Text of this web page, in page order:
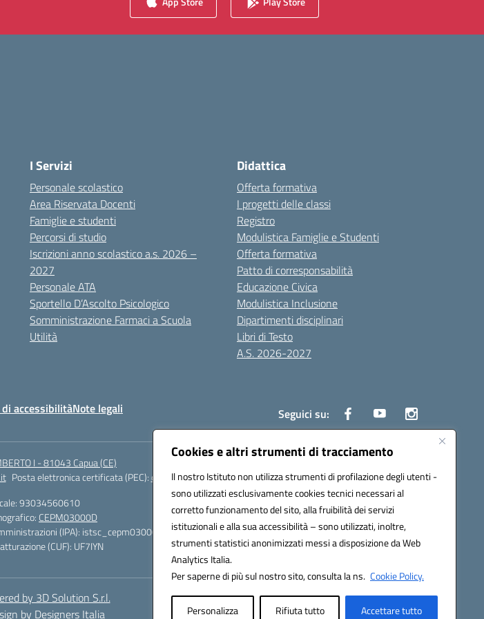
Cookies e altri strumenti di tracciamento
Il nostro Istituto non utilizza strumenti di profilazione degli utenti -
sono utilizzati esclusivamente cookies tecnici necessari al
corretto funzionamento del sito, alla fruibilità dei servizi
istituzionali e alla sua accessibilità – sono utilizzati, inoltre,
strumenti statistici anonimizzati messi a disposizione da Web
Analytics Italia.
Per saperne di più sul nostro sito, consulta la ns. Cookie Policy.
Personalizza Rifiuta tutto Accettare tutto
I Servizi
Personale scolastico
Area Riservata Docenti
Famiglie e studenti
Percorsi di studio
Iscrizioni anno scolastico a.s. 2026 –
2027
Personale ATA
Sportello D’Ascolto Psicologico
Somministrazione Farmaci a Scuola
Utilità
Didattica
Offerta formativa
I progetti delle classi
Registro
Modulistica Famiglie e Studenti
Offerta formativa
Patto di corresponsabilità
Educazione Civica
Modulistica Inclusione
Dipartimenti disciplinari
Libri di Testo
A.S. 2026-2027
accessibilitàNote legali Seguici su:
I - 81043 Capua (CE)
Posta elettronica certificata (PEC):cepm03000d@pec.istruzione.it
93034560610
CEPM03000D
(IPA): istsc_cepm03000d
(CUF): UF7IYN
by 3D Solution S.r.l.
by Designers Italia